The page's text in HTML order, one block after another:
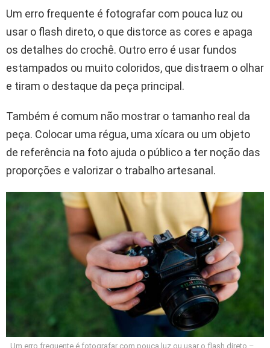
Um erro frequente é fotografar com pouca luz ou
usar o flash direto, o que distorce as cores e apaga
os detalhes do crochê. Outro erro é usar fundos
estampados ou muito coloridos, que distraem o olhar
e tiram o destaque da peça principal.
Também é comum não mostrar o tamanho real da
peça. Colocar uma régua, uma xícara ou um objeto
de referência na foto ajuda o público a ter noção das
proporções e valorizar o trabalho artesanal.
Um erro frequente é fotografar com pouca luz ou usar o flash direto –